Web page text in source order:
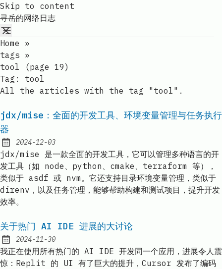
Skip to content
寻岳的网络日志
Home
»
tags »
tool (page 19)
Tag: tool
All the articles with the tag "tool".
jdx/mise：全面的开发工具、环境变量管理与任务执行
器
Published:
2024-12-03
jdx/mise 是一款全面的开发工具，它可以管理多种语言的开
发工具（如 node、python、cmake、terraform 等），
类似于 asdf 或 nvm。它还支持目录环境变量管理，类似于
direnv，以及任务管理，能够帮助构建和测试项目，提升开发
效率。
关于热门 AI IDE 进展的大讨论
Published:
2024-11-30
我正在使用所有热门的 AI IDE 开发同一个应用，进展令人震
惊：Replit 的 UI 有了巨大的提升，Cursor 发布了编码